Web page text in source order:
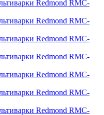
Redmond RMC-
Redmond RMC-
Redmond RMC-
Redmond RMC-
Redmond RMC-
Redmond RMC-
Redmond RMC-